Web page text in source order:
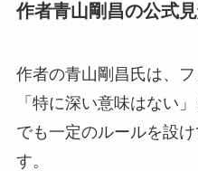
作者青山剛昌の公式
作者の青山剛昌氏は、
「特に深い意味はない
でも一定のルールを設
す。